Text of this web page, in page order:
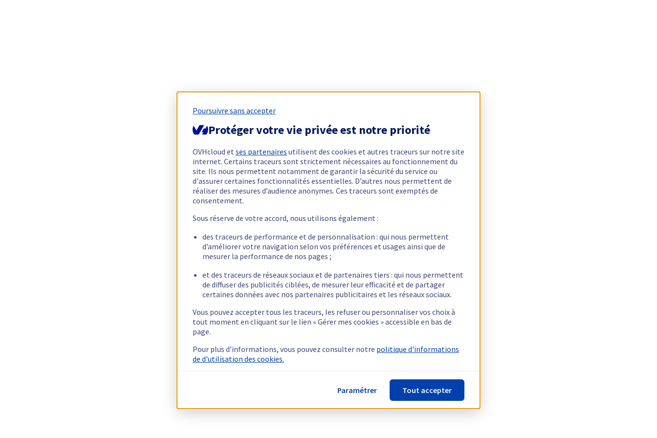
Poursuivre sans accepter
Protéger votre vie privée est notre priorité
OVHcloud et ses partenaires utilisent des cookies et autres traceurs sur notre site
internet. Certains traceurs sont strictement nécessaires au fonctionnement du
site. Ils nous permettent notamment de garantir la sécurité du service ou
d'assurer certaines fonctionnalités essentielles. D’autres nous permettent de
réaliser des mesures d’audience anonymes. Ces traceurs sont exemptés de
consentement.
Sous réserve de votre accord, nous utilisons également :
des traceurs de performance et de personnalisation : qui nous permettent
d’améliorer votre navigation selon vos préférences et usages ainsi que de
mesurer la performance de nos pages ;
et des traceurs de réseaux sociaux et de partenaires tiers : qui nous permettent
de diffuser des publicités ciblées, de mesurer leur efficacité et de partager
certaines données avec nos partenaires publicitaires et les réseaux sociaux.
Vous pouvez accepter tous les traceurs, les refuser ou personnaliser vos choix à
tout moment en cliquant sur le lien « Gérer mes cookies » accessible en bas de
page.
Pour plus d’informations, vous pouvez consulter notre politique d'informations
de d'utilisation des cookies.
Paramétrer Tout accepter